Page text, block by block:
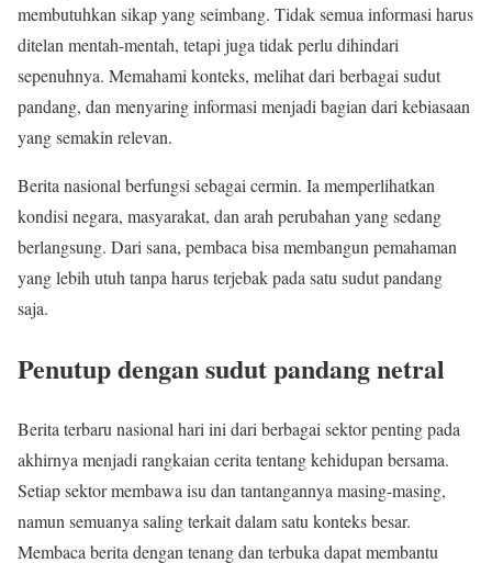
membutuhkan sikap yang seimbang. Tidak semua informasi harus
ditelan mentah-mentah, tetapi juga tidak perlu dihindari
sepenuhnya. Memahami konteks, melihat dari berbagai sudut
pandang, dan menyaring informasi menjadi bagian dari kebiasaan
yang semakin relevan.
Berita nasional berfungsi sebagai cermin. Ia memperlihatkan
kondisi negara, masyarakat, dan arah perubahan yang sedang
berlangsung. Dari sana, pembaca bisa membangun pemahaman
yang lebih utuh tanpa harus terjebak pada satu sudut pandang
saja.
Penutup dengan sudut pandang netral
Berita terbaru nasional hari ini dari berbagai sektor penting pada
akhirnya menjadi rangkaian cerita tentang kehidupan bersama.
Setiap sektor membawa isu dan tantangannya masing-masing,
namun semuanya saling terkait dalam satu konteks besar.
Membaca berita dengan tenang dan terbuka dapat membantu